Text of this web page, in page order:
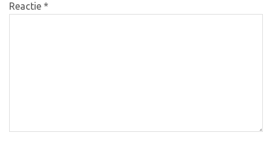
Reactie *